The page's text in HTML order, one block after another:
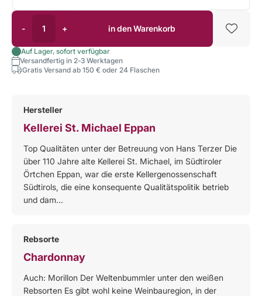
- + in den Warenkorb
Auf Lager, sofort verfügbar
Versandfertig in 2-3 Werktagen
Gratis Versand ab 150 € oder 24 Flaschen
Hersteller
Kellerei St. Michael Eppan
Top Qualitäten unter der Betreuung von Hans Terzer Die
über 110 Jahre alte Kellerei St. Michael, im Südtiroler
Örtchen Eppan, war die erste Kellergenossenschaft
Südtirols, die eine konsequente Qualitätspolitik betrieb
und dam...
Rebsorte
Chardonnay
Auch: Morillon Der Weltenbummler unter den weißen
Rebsorten Es gibt wohl keine Weinbauregion, in der